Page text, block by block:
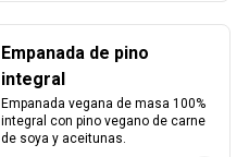
Empanada de pino
integral
Empanada vegana de masa 100%
integral con pino vegano de carne
de soya y aceitunas.